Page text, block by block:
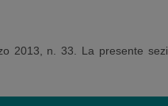
2013, n. 33. La presente